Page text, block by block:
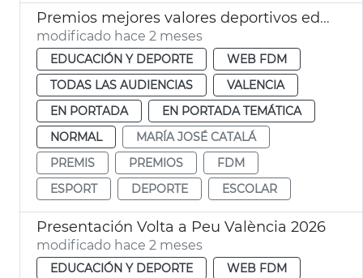
Premios mejores valores deportivos edad escolar València
modificado hace 2 meses
EDUCACIÓN Y DEPORTE
WEB FDM
TODAS LAS AUDIENCIAS
VALENCIA
EN PORTADA
EN PORTADA TEMÁTICA
NORMAL
MARÍA JOSÉ CATALÁ
PREMIS
PREMIOS
FDM
ESPORT
DEPORTE ESCOLAR
Presentación Volta a Peu València 2026
modificado hace 2 meses
EDUCACIÓN Y DEPORTE
WEB FDM